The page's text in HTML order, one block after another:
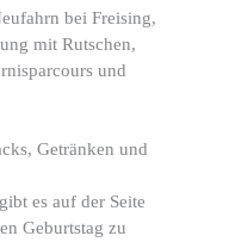
bei Freising,
mit Rutschen,
und
Getränken und
gibt es auf der Seite
Geburtstag zu